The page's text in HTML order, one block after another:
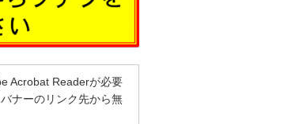
Acrobat Readerが必要
ナーのリンク先から無